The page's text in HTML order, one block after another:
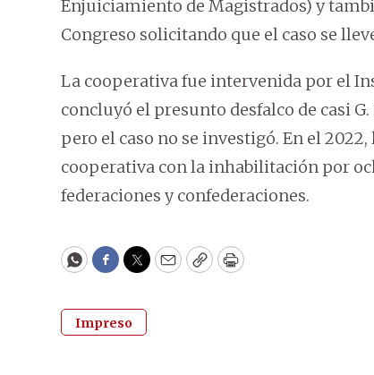
Enjuiciamiento de Magistrados) y
Congreso solicitando que el caso se
La cooperativa fue intervenida por el
concluyó el presunto desfalco de casi
pero el caso no se investigó. En el
cooperativa con la inhabilitación por
federaciones y confederaciones.
WhatsApp
Facebook
Twitter
EmailCopyPrint
Impreso